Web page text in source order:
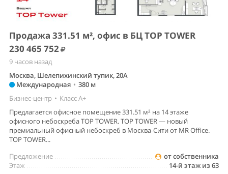
Продажа 331.51 м², офис в БЦ TOP TOWER
230 465 752
9 часов назад
Москва, Шелепихинский тупик, 20А
Международная • 380 м
Бизнес-центр • Класс A+
Предлагается офисное помещение 331.51 м² на 14 этаже
офисного небоскреба TOP TOWER. TOP TOWER — новый
премиальный офисный небоскреб в Москва-Сити от MR Office.
TOP TOWER...
от собственника
Предложение
14-й этаж из 63
Этаж